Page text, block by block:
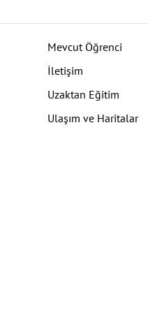
Mevcut Öğrenci
İletişim
Uzaktan Eğitim
Ulaşım ve Haritalar